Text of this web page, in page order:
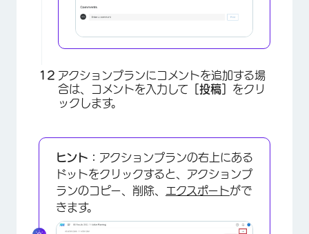
アクションプランにコメントを追加する場
合は、コメントを入力して ［投稿］ をクリ
ックします。
ヒント： アクションプランの右上にある
ドットをクリックすると、アクションプ
ランのコピー、削除、
エクスポートがで
きます。